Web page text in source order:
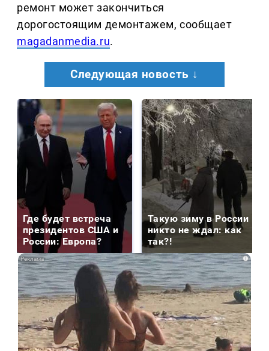
ремонт может закончиться
дорогостоящим демонтажем, сообщает
magadanmedia.ru.
Следующая новость ↓
Где будет встреча
президентов США и
России: Европа?
Такую зиму в России
никто не ждал: как
так?!
i